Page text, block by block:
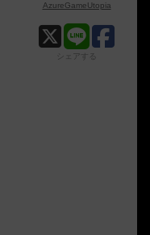
AzureGameUtopia
シェアする